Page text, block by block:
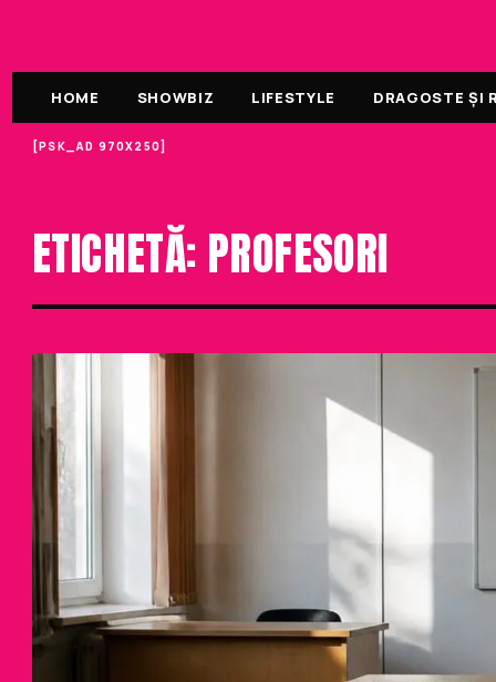
HOME SHOWBIZ LIFESTYLE DRAGOSTE ȘI
[PSK_AD 970X250]
ETICHETĂ: PROFESORI